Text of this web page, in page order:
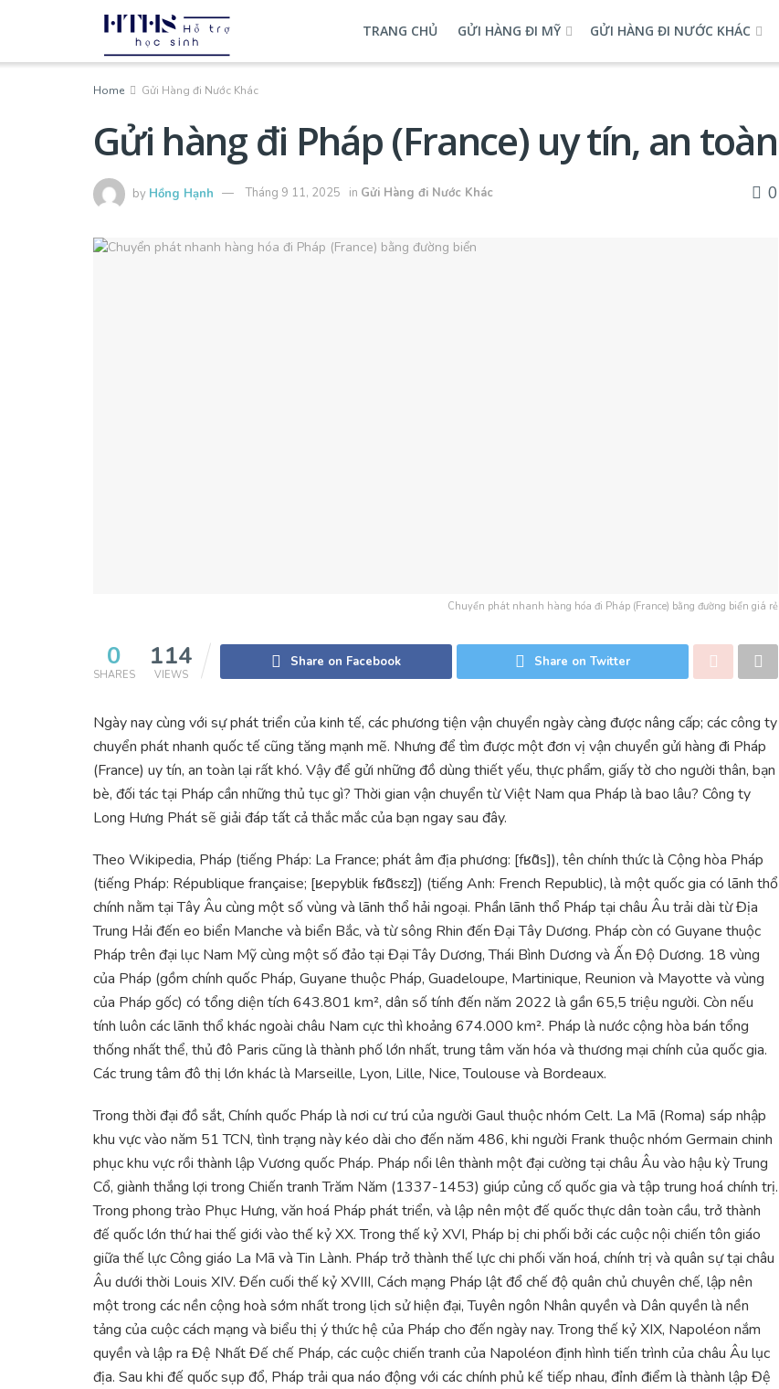
TRANG CHỦ GỬI HÀNG ĐI MỸ GỬI HÀNG ĐI NƯỚC KHÁC
Home Gửi Hàng đi Nước Khác
Gửi hàng đi Pháp (France) uy tín, an toàn
by Hồng Hạnh Tháng 9 11, 2025 in Gửi Hàng đi Nước Khác 0
Chuyển phát nhanh hàng hóa đi Pháp (France) bằng đường biển giá rẻ
0
SHARES
114
VIEWS
Share on Facebook Share on Twitter
Ngày nay cùng với sự phát triển của kinh tế, các phương tiện vận chuyển ngày càng được nâng cấp; các công ty
chuyển phát nhanh quốc tế cũng tăng mạnh mẽ. Nhưng để tìm được một đơn vị vận chuyển gửi hàng đi Pháp
(France) uy tín, an toàn lại rất khó. Vậy để gửi những đồ dùng thiết yếu, thực phẩm, giấy tờ cho người thân, bạn
bè, đối tác tại Pháp cần những thủ tục gì? Thời gian vận chuyển từ Việt Nam qua Pháp là bao lâu? Công ty
Long Hưng Phát sẽ giải đáp tất cả thắc mắc của bạn ngay sau đây.
Theo Wikipedia, Pháp (tiếng Pháp: La France; phát âm địa phương: [fʁɑ̃s]), tên chính thức là Cộng hòa Pháp
(tiếng Pháp: République française; [ʁepyblik fʁɑ̃sɛz]) (tiếng Anh: French Republic), là một quốc gia có lãnh thổ
chính nằm tại Tây Âu cùng một số vùng và lãnh thổ hải ngoại. Phần lãnh thổ Pháp tại châu Âu trải dài từ Địa
Trung Hải đến eo biển Manche và biển Bắc, và từ sông Rhin đến Đại Tây Dương. Pháp còn có Guyane thuộc
Pháp trên đại lục Nam Mỹ cùng một số đảo tại Đại Tây Dương, Thái Bình Dương và Ấn Độ Dương. 18 vùng
của Pháp (gồm chính quốc Pháp, Guyane thuộc Pháp, Guadeloupe, Martinique, Reunion và Mayotte và vùng
của Pháp gốc) có tổng diện tích 643.801 km², dân số tính đến năm 2022 là gần 65,5 triệu người. Còn nếu
tính luôn các lãnh thổ khác ngoài châu Nam cực thì khoảng 674.000 km². Pháp là nước cộng hòa bán tổng
thống nhất thể, thủ đô Paris cũng là thành phố lớn nhất, trung tâm văn hóa và thương mại chính của quốc gia.
Các trung tâm đô thị lớn khác là Marseille, Lyon, Lille, Nice, Toulouse và Bordeaux.
Trong thời đại đồ sắt, Chính quốc Pháp là nơi cư trú của người Gaul thuộc nhóm Celt. La Mã (Roma) sáp nhập
khu vực vào năm 51 TCN, tình trạng này kéo dài cho đến năm 486, khi người Frank thuộc nhóm Germain chinh
phục khu vực rồi thành lập Vương quốc Pháp. Pháp nổi lên thành một đại cường tại châu Âu vào hậu kỳ Trung
Cổ, giành thắng lợi trong Chiến tranh Trăm Năm (1337-1453) giúp củng cố quốc gia và tập trung hoá chính trị.
Trong phong trào Phục Hưng, văn hoá Pháp phát triển, và lập nên một đế quốc thực dân toàn cầu, trở thành
đế quốc lớn thứ hai thế giới vào thế kỷ XX. Trong thế kỷ XVI, Pháp bị chi phối bởi các cuộc nội chiến tôn giáo
giữa thế lực Công giáo La Mã và Tin Lành. Pháp trở thành thế lực chi phối văn hoá, chính trị và quân sự tại châu
Âu dưới thời Louis XIV. Đến cuối thế kỷ XVIII, Cách mạng Pháp lật đổ chế độ quân chủ chuyên chế, lập nên
một trong các nền cộng hoà sớm nhất trong lịch sử hiện đại, Tuyên ngôn Nhân quyền và Dân quyền là nền
tảng của cuộc cách mạng và biểu thị ý thức hệ của Pháp cho đến ngày nay. Trong thế kỷ XIX, Napoléon nắm
quyền và lập ra Đệ Nhất Đế chế Pháp, các cuộc chiến tranh của Napoléon định hình tiến trình của châu Âu lục
địa. Sau khi đế quốc sụp đổ, Pháp trải qua náo động với các chính phủ kế tiếp nhau, đỉnh điểm là thành lập Đệ